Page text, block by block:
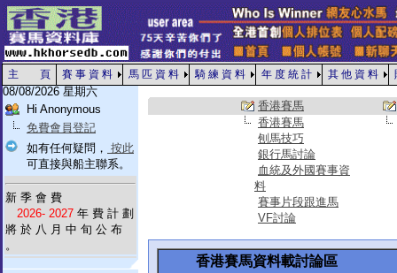
主 頁 賽 事 資 料 馬 匹 資 料 騎 練 資 料 年 度 統 計 其 他 資 料
08/08/2026 星期六
Hi Anonymous
免費會員登記
如有任何疑問， 按此
可直接與船主聯系。
新 季 會 費
2026- 2027 年 費 計 劃
將 於 八 月 中 旬 公 布
。
香港賽馬
香港賽馬
刨馬技巧
銀行馬討論
血統及外國賽事資
料
賽事片段跟進馬
VF討論
香港賽馬資料載討論區